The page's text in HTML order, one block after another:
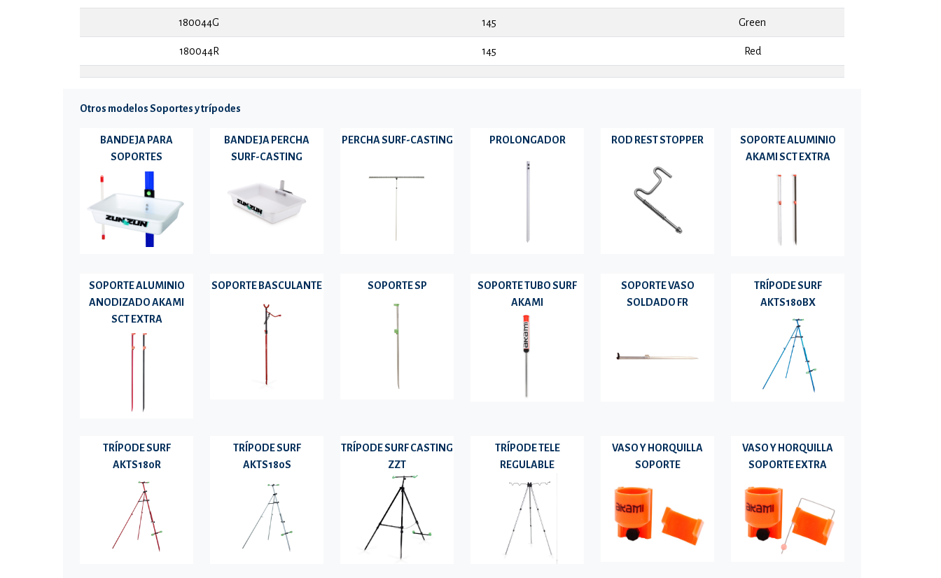
180044G 145 Green
180044R 145 Red
Otros modelos Soportes y trípodes
BANDEJA PARA
SOPORTES
BANDEJA PERCHA
SURF-CASTING
PERCHA SURF-CASTING PROLONGADOR ROD REST STOPPER
SOPORTE ALUMINIO
AKAMI SCT EXTRA
SOPORTE ALUMINIO
ANODIZADO AKAMI
SCT EXTRA
SOPORTE BASCULANTE SOPORTE SP
SOPORTE TUBO SURF
AKAMI
SOPORTE VASO
SOLDADO FR
TRÍPODE SURF
AKTS180BX
TRÍPODE SURF
AKTS180R
TRÍPODE SURF
AKTS180S
TRÍPODE SURF CASTING
ZZT
TRÍPODE TELE
REGULABLE
VASO Y HORQUILLA
SOPORTE
VASO Y HORQUILLA
SOPORTE EXTRA